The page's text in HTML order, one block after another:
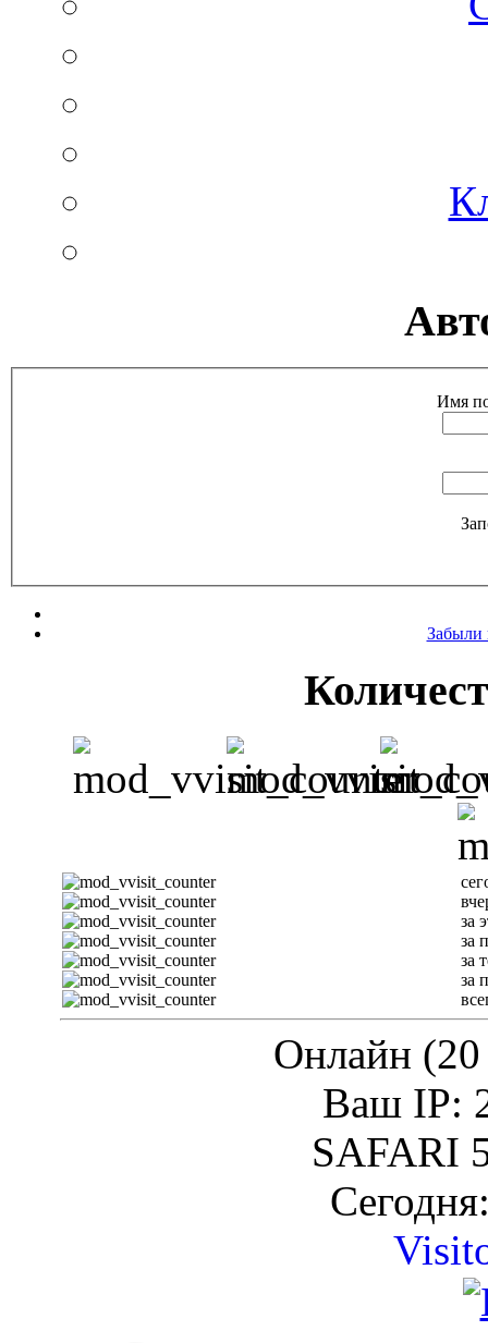
Имя
Забыли
за
за
за
за
Онлайн (20
Ваш IP:
SAFARI